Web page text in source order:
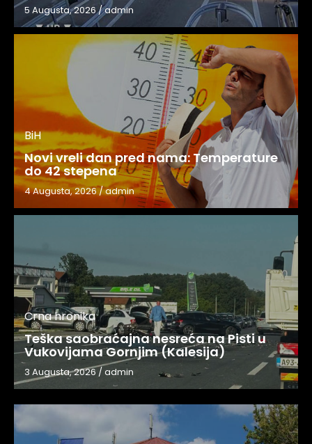
5 Augusta, 2026/admin
BiH
Novi vreli dan pred nama: Temperature
do 42 stepena
4 Augusta, 2026/admin
Crna hronika
Teška saobraćajna nesreća na Pisti u
Vukovijama Gornjim (Kalesija)
3 Augusta, 2026 / admin